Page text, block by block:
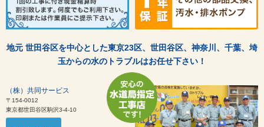
地元 世田谷区を中心とした東京23区、世田谷区、神奈川、千葉、埼
玉からの水のトラブルはお任せ下さい！
（株）共同サービス
〒154-0012
東京都世田谷区駒沢3-4-10